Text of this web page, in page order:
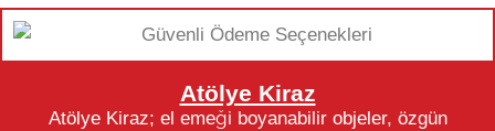
Atölye Kiraz
Atölye Kiraz; el emeği boyanabilir objeler, özgün